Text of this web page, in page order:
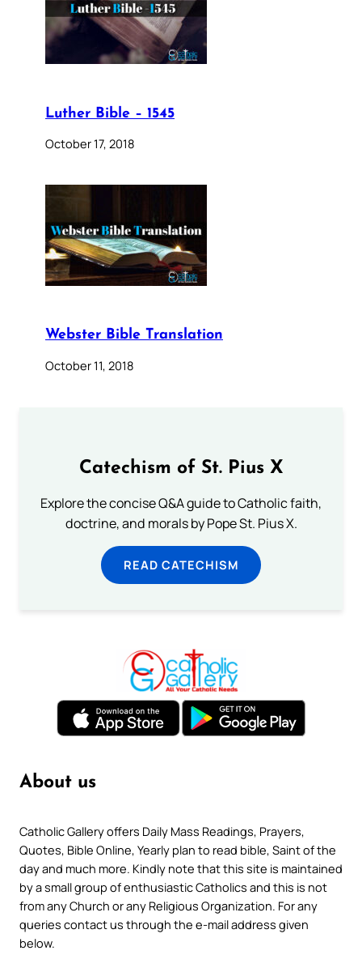
Luther Bible – 1545
October 17, 2018
Webster Bible Translation
October 11, 2018
Catechism of St. Pius X
Explore the concise Q&A guide to Catholic faith,
doctrine, and morals by Pope St. Pius X.
READ CATECHISM
About us
Catholic Gallery offers Daily Mass Readings, Prayers,
Quotes, Bible Online, Yearly plan to read bible, Saint of the
day and much more. Kindly note that this site is maintained
by a small group of enthusiastic Catholics and this is not
from any Church or any Religious Organization. For any
queries contact us through the e-mail address given
below.